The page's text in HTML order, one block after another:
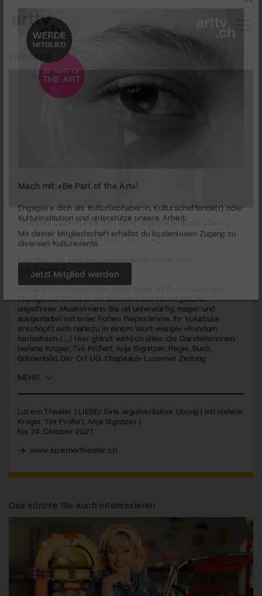
THEATER
seconds
minute,
Theater Luzern | LIEBE/ Eine argumentative Übung
PUBLIZIERT AM 5. OKTOBER 2021
Aufrichtigkeit.
Im Cartoon «Popeye» von Elzie Segar trifft die Hauptfigur
Popeye auf Olivia. Er ist tätowiert und verwegen, ein
angstfreier Muskelmann. Sie ist unterwürfig, mager und
ausgestattet mit einer hohen Piepsstimme. Ihr Vokabular
erschöpft sich nahezu in einem Wort: «Help!» «Rundum
fantastisch. (…) Hier glänzt wirklich alles: die Darstellerinnen
Helene Krüger, Tini Prüfert, Anja Signitzer. Regie, Buch,
Bühnenbild. Der Ort UG. Chapeau!» Luzerner Zeitung
MEHR
Luzern Theater | LIEBE/ Eine argumentative Übung | mit Helene
Krüger, Tini Prüfert, Anja Signitzer |
bis 24. Oktober 2021
www.luzernertheater.ch
Das könnte Sie auch interessieren
Engagiere dich als Kulturliebhaber:in, Kulturschaffende(r) oder
Kulturinstitution und unterstütze unsere Arbeit.
Mit deiner Mitgliedschaft erhältst du kostenlosen Zugang zu
Jetzt Mitglied werden